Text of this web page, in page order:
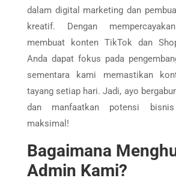
dalam digital marketing dan
kreatif. Dengan
membuat konten TikTok dan
Anda dapat fokus pada
sementara kami memastikan
tayang setiap hari. Jadi, ayo
dan manfaatkan potensi
maksimal!
Bagaimana
Admin Kami?